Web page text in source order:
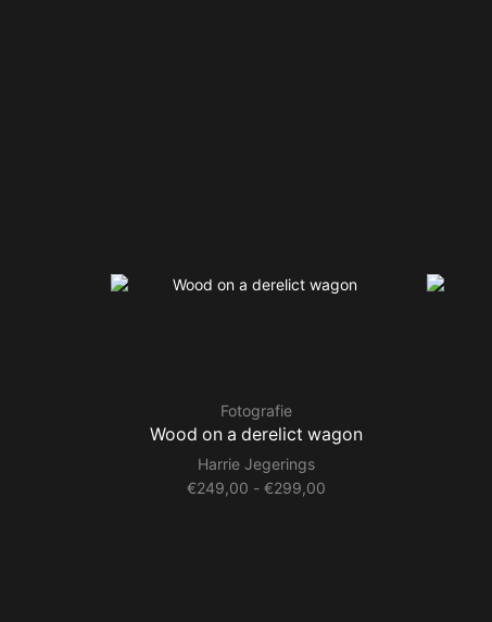
Fotografie
Wood on a derelict wagon
Harrie Jegerings
€249,00 - €299,00Prijsklasse: